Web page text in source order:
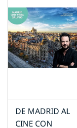
DE MADRID AL
CINE CON